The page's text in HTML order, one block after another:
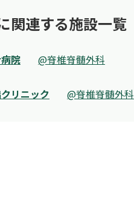
関連する施設一覧
院 @脊椎脊髄外科
リニック @脊椎脊髄外科